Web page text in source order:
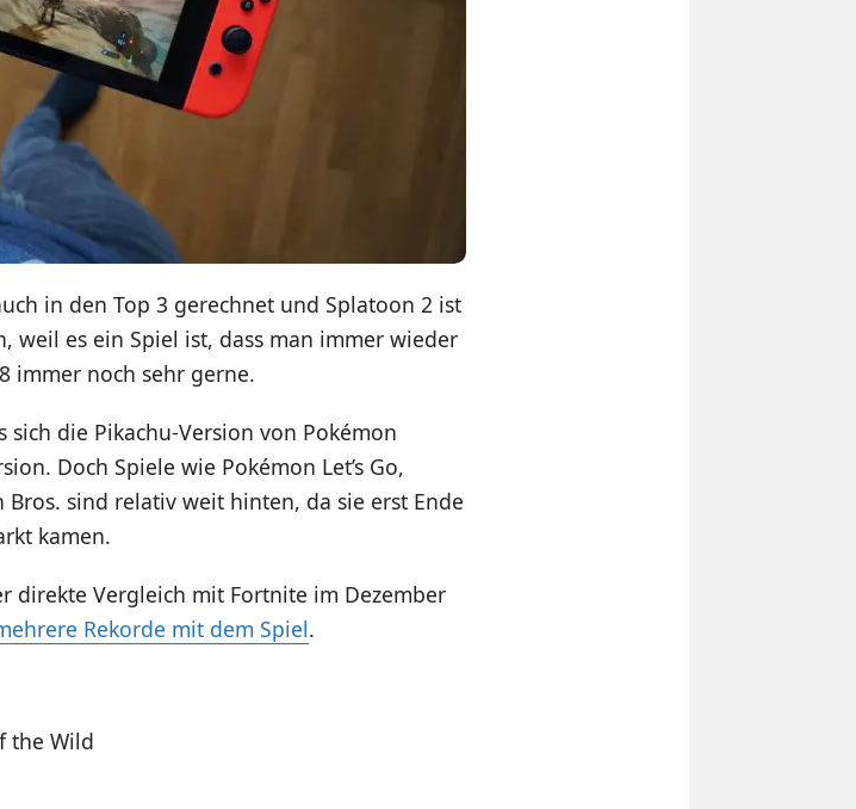
in den Top 3 gerechnet und Splatoon 2 ist
weil es ein Spiel ist, dass man immer wieder
immer noch sehr gerne.
sich die Pikachu-Version von Pokémon
Doch Spiele wie Pokémon Let’s Go,
sind relativ weit hinten, da sie erst Ende
kamen.
direkte Vergleich mit Fortnite im Dezember
Rekorde mit dem Spiel.
the Wild